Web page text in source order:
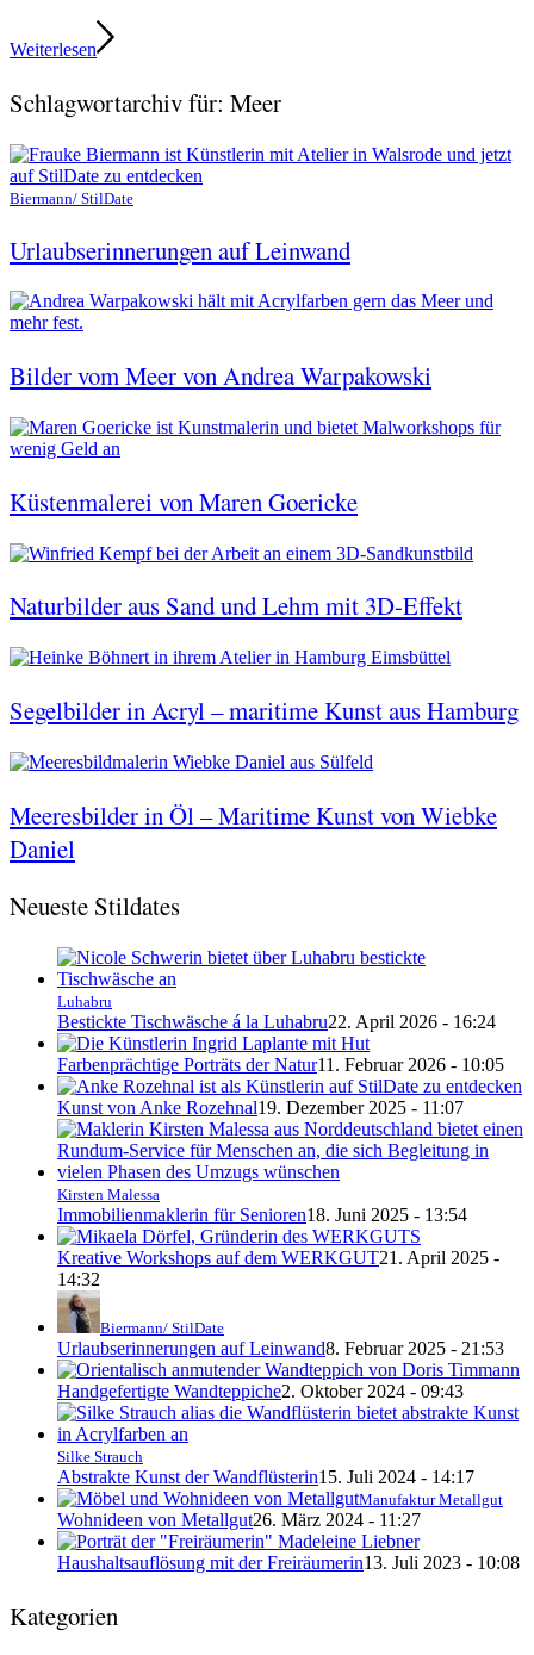
Weiterlesen
Schlagwortarchiv für: Meer
Biermann/ StilDate
Urlaubserinnerungen auf Leinwand
Bilder vom Meer von Andrea Warpakowski
Küstenmalerei von Maren Goericke
Naturbilder aus Sand und Lehm mit 3D-Effekt
Segelbilder in Acryl – maritime Kunst aus Hamburg
Meeresbilder in Öl – Maritime Kunst von Wiebke
Daniel
Neueste Stildates
Luhabru
Bestickte Tischwäsche á la Luhabru22. April 2026 - 16:24
Farbenprächtige Porträts der Natur11. Februar 2026 - 10:05
Kunst von Anke Rozehnal19. Dezember 2025 - 11:07
Kirsten Malessa
Immobilienmaklerin für Senioren18. Juni 2025 - 13:54
Kreative Workshops auf dem WERKGUT21. April 2025 -
14:32
Biermann/ StilDate
Urlaubserinnerungen auf Leinwand8. Februar 2025 - 21:53
Handgefertigte Wandteppiche2. Oktober 2024 - 09:43
Silke Strauch
Abstrakte Kunst der Wandflüsterin15. Juli 2024 - 14:17
Manufaktur Metallgut
Wohnideen von Metallgut26. März 2024 - 11:27
Haushaltsauflösung mit der Freiräumerin13. Juli 2023 - 10:08
Kategorien